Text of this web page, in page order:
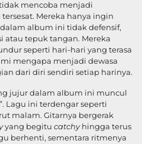
mencoba menjadi
Mereka hanya ingin
album ini tidak defensif,
atau tepuk tangan. Mereka
seperti hari-hari yang terasa
mengapa menjadi dewasa
dari diri sendiri setiap harinya.
jujur dalam album ini muncul
”. Lagu ini terdengar seperti
malam. Gitarnya bergerak
yang begitu catchy hingga terus
berhenti, sementara ritmenya